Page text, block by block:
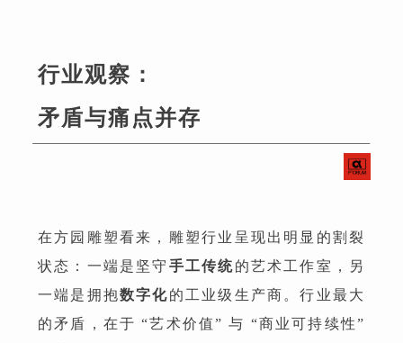
行业观察：
矛盾与痛点并存
在方园雕塑看来，雕塑行业呈现出明显的割裂
状态：一端是坚守 手工传统的艺术工作室，另
一端是拥抱数字化的工业级生产商。行业最大
的矛盾，在于 “艺术价值” 与 “商业可持续性”